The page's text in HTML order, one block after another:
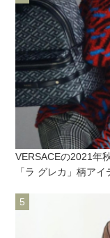
VERSACEの2021年
「ラ グレカ」柄ア